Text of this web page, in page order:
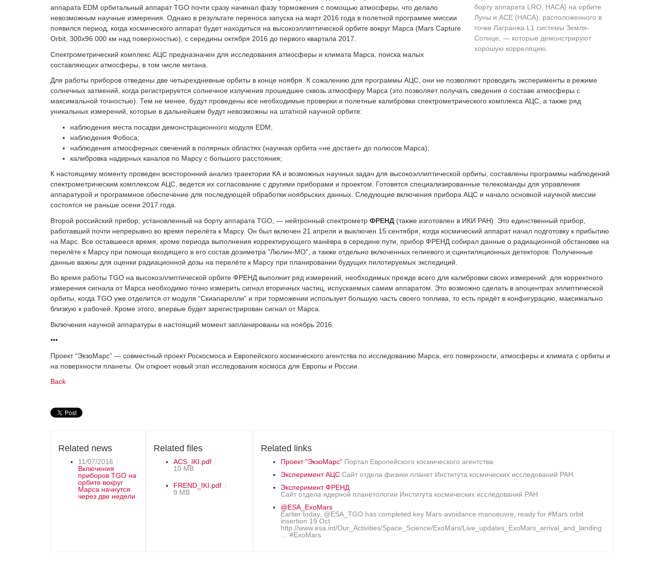
борту аппарата LRO, НАСА) на орбите
Луны и ACE (НАСА), расположенного в
точке Лагранжа L1 системы Земля-
Солнце, — которые демонстрируют
хорошую корреляцию.
аппарата EDM орбитальный аппарат TGO почти сразу начинал фазу торможения с помощью атмосферы, что делало
невозможным научные измерения. Однако в результате переноса запуска на март 2016 года в полетной программе миссии
появился период, когда космического аппарат будет находиться на высокоэллиптической орбите вокруг Марса (Mars Capture
Orbit, 300х96 000 км над поверхностью), с середины октября 2016 до первого квартала 2017.
Спектрометрический комплекс АЦС предназначен для исследования атмосферы и климата Марса, поиска малых
составляющих атмосферы, в том числе метана.
Для работы приборов отведены две четырехдневные орбиты в конце ноября. К сожалению для программы АЦС, они не позволяют проводить эксперименты в режиме
солнечных затмений, когда регистрируется солнечное излучения прошедшее сквозь атмосферу Марса (это позволяет получать сведения о составе атмосферы с
максимальной точностью). Тем не менее, будут проведены все необходимые проверки и полетные калибровки спектрометрического комплекса АЦС, а также ряд
уникальных измерений, которые в дальнейшем будут невозможны на штатной научной орбите:
наблюдения места посадки демонстрационного модуля EDM;
наблюдения Фобоса;
наблюдения атмосферных свечений в полярных областях (научная орбита «не достает» до полюсов Марса);
калибровка надирных каналов по Марсу с большого расстояния;
К настоящему моменту проведен всесторонний анализ траектории КА и возможных научных задач для высокоэллиптической орбиты, составлены программы наблюдений
спектрометрическим комплексом АЦС, ведется их согласование с другими приборами и проектом. Готовятся специализированные телекоманды для управления
аппаратурой и программное обеспечение для последующей обработки ноябрьских данных. Следующие включения прибора АЦС и начало основной научной миссии
состоятся не раньше осени 2017 года.
Второй российский прибор, установленный на борту аппарата TGO, — нейтронный спектрометр ФРЕНД (также изготовлен в ИКИ РАН). Это единственный прибор,
работавший почти непрерывно во время перелёта к Марсу. Он был включен 21 апреля и выключен 15 сентября, когда космический аппарат начал подготовку к прибытию
на Марс. Все оставшееся время, кроме периода выполнения корректирующего манёвра в середине пути, прибор ФРЕНД собирал данные о радиационной обстановке на
перелёте к Марсу при помощи входящего в его состав дозиметра "Люлин-МО", а также отдельно включенных гелиевого и сцинтиляционных детекторов. Полученные
данные важны для оценки радиационной дозы на перелёте к Марсу при планировании будущих пилотируемых экспедиций.
Во время работы TGO на высокоэллиптической орбите ФРЕНД выполнит ряд измерений, необходимых прежде всего для калибровки своих измерений: для корректного
измерения сигнала от Марса необходимо точно измерить сигнал вторичных частиц, испускаемых самим аппаратом. Это возможно сделать в апоцентрах эллиптической
орбиты, когда TGO уже отделится от модуля “Скиапарелли” и при торможении использует большую часть своего топлива, то есть придёт в конфигурацию, максимально
близкую к рабочей. Кроме этого, впервые будет зарегистрирован сигнал от Марса.
Включения научной аппаратуры в настоящий момент запланированы на ноябрь 2016.
•••
Проект “ЭкзоМарс” — совместный проект Роскосмоса и Европейского космического агентства по исследованию Марса, его поверхности, атмосферы и климата с орбиты и
на поверхности планеты. Он откроет новый этап исследования космоса для Европы и России.
Back
Related news
11/07/2016
Включения
приборов TGO на
орбите вокруг
Марса начнутся
через две недели
Related files
ACS_IKI.pdf
10 MB
FREND_IKI.pdf
9 MB
Related links
Проект "ЭкзоМарс" Портал Европейского космического агентства
Эксперимент АЦС Сайт отдела физики планет Института космических исследований РАН
Эксперимент ФРЕНД
Сайт отдела ядерной планетологии Института космических исследований РАН
@ESA_ExoMars
Earlier today, @ESA_TGO has completed key Mars-avoidance manoeuvre, ready for #Mars orbit
insertion 19 Oct
http://www.esa.int/Our_Activities/Space_Science/ExoMars/Live_updates_ExoMars_arrival_and_landing
… #ExoMars